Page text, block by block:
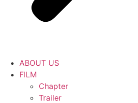
ABOUT US
FILM
Chapter
Trailer